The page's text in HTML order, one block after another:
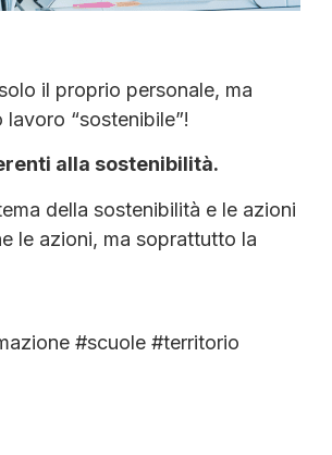
il proprio personale, ma
“sostenibile”!
alla sostenibilità.
della sostenibilità e le azioni
le azioni, ma soprattutto la
#scuole #territorio